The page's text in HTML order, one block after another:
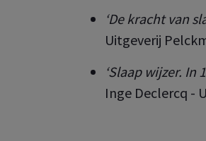
‘De kracht van
Uitgeverij
‘Slaap wijzer. In
Inge Declercq -